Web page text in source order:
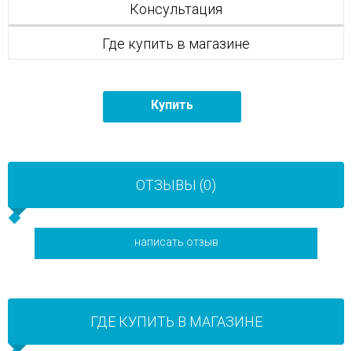
Консультация
Где купить в магазине
Купить
ОТЗЫВЫ (0)
написать отзыв
ГДЕ КУПИТЬ В МАГАЗИНЕ